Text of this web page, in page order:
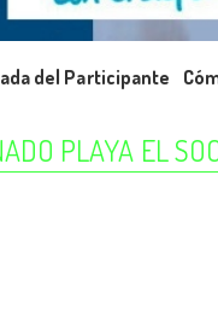
del Participante
PLAYA EL